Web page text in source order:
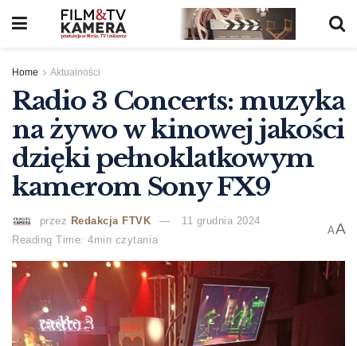
Home Aktualności
Radio 3 Concerts: muzyka
na żywo w kinowej jakości
dzięki pełnoklatkowym
kamerom Sony FX9
przez Redakcja FTVK
11 grudnia 2024
Reading Time: 4min czytania
AA